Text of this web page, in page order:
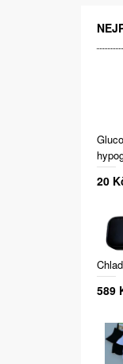
20
589